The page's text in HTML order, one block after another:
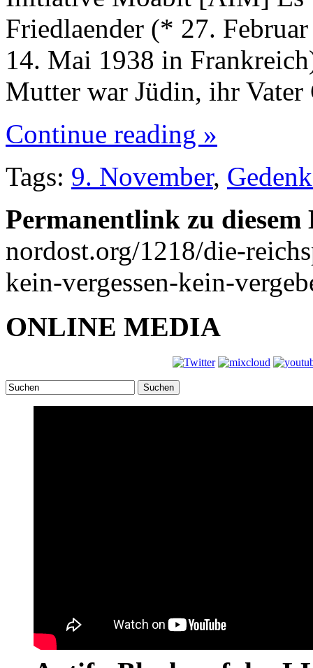
Friedlaender (* 27.
14. Mai 1938 in
Mutter war Jüdin, ihr
Continue reading »
Tags: 9. November,
Permanentlink zu
nordost.org/1218/die-
kein-vergessen-kein-
ONLINE MEDIA
Suchen